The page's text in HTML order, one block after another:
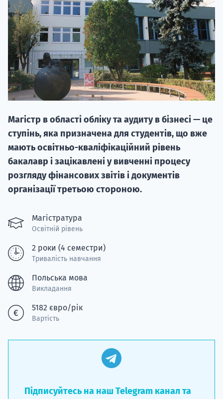
Магістр в області обліку та аудиту в бізнесі — це
ступінь, яка призначена для студентів, що вже
мають освітньо-кваліфікаційний рівень
бакалавр і зацікавлені у вивченні процесу
розгляду фінансових звітів і документів
організації третьою стороною.
Магістратура
Освітній рівень
2 роки (4 семестри)
Тривалість навчання
Польська мова
Викладання
5182 євро/рік
Вартість
Підписуйтесь на наш Telegram канал та
вступ на